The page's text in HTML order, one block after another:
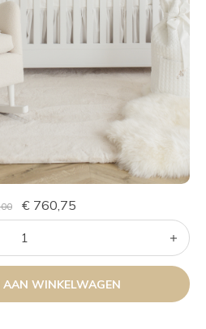
€ 760,75
AAN WINKELWAGEN